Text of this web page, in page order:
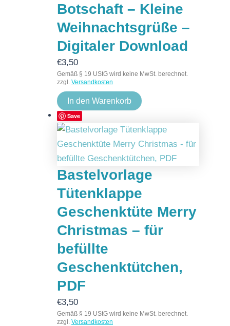
Botschaft – Kleine
Weihnachtsgrüße –
Digitaler Download
€3,50
Gemäß § 19 UStG wird keine MwSt. berechnet.
zzgl. Versandkosten
In den Warenkorb
Save
Bastelvorlage
Tütenklappe
Geschenktüte Merry
Christmas – für
befüllte
Geschenktütchen,
PDF
€3,50
Gemäß § 19 UStG wird keine MwSt. berechnet.
zzgl. Versandkosten